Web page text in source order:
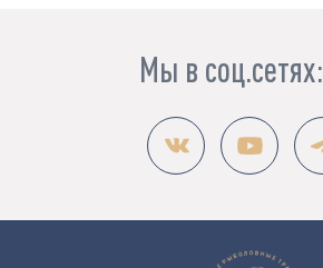
Мы в соц.сетях: